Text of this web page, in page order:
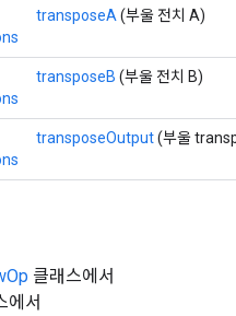
transposeA (부울 전치 A)
transposeB (부울 전치 B)
transposeOutput(부울
클래스에서
에서